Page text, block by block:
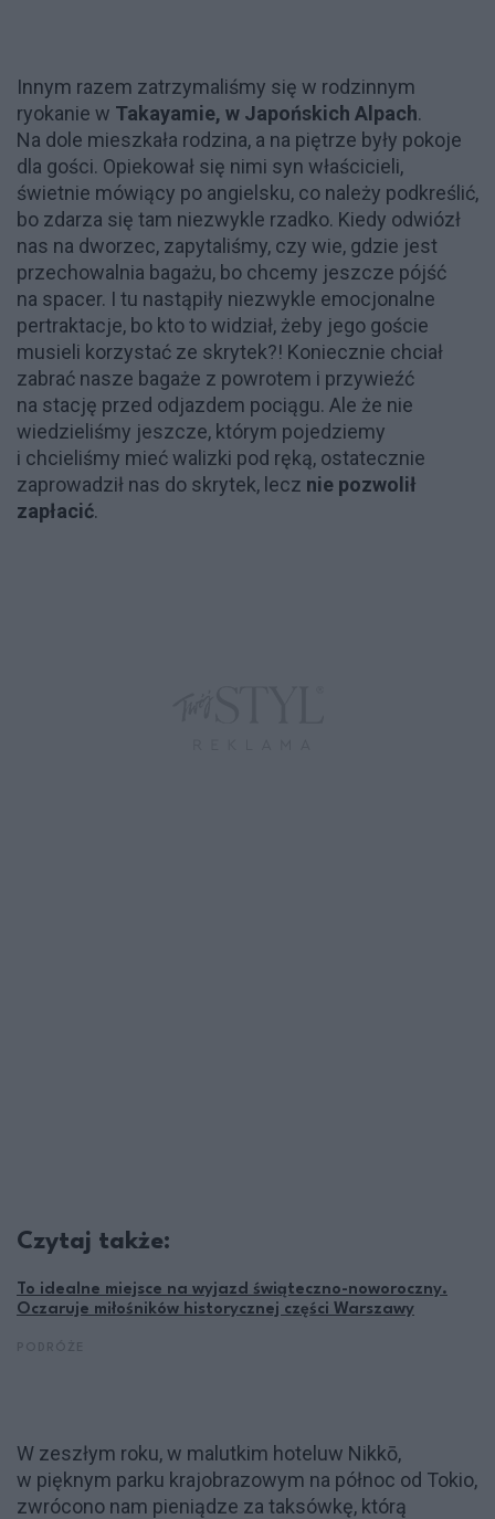
Innym razem zatrzymaliśmy się w rodzinnym
ryokanie w Takayamie, w Japońskich Alpach.
Na dole mieszkała rodzina, a na piętrze były pokoje
dla gości. Opiekował się nimi syn właścicieli,
świetnie mówiący po angielsku, co należy podkreślić,
bo zdarza się tam niezwykle rzadko. Kiedy odwiózł
nas na dworzec, zapytaliśmy, czy wie, gdzie jest
przechowalnia bagażu, bo chcemy jeszcze pójść
na spacer. I tu nastąpiły niezwykle emocjonalne
pertraktacje, bo kto to widział, żeby jego goście
musieli korzystać ze skrytek?! Koniecznie chciał
zabrać nasze bagaże z powrotem i przywieźć
na stację przed odjazdem pociągu. Ale że nie
wiedzieliśmy jeszcze, którym pojedziemy
i chcieliśmy mieć walizki pod ręką, ostatecznie
zaprowadził nas do skrytek, lecz nie pozwolił
zapłacić.
Czytaj także:
To idealne miejsce na wyjazd świąteczno-noworoczny.
Oczaruje miłośników historycznej części Warszawy
W zeszłym roku, w malutkim hoteluw Nikkō,
w pięknym parku krajobrazowym na północ od Tokio,
zwrócono nam pieniądze za taksówkę, którą